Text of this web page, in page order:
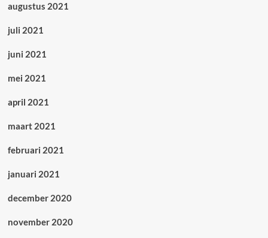
augustus 2021
juli 2021
juni 2021
mei 2021
april 2021
maart 2021
februari 2021
januari 2021
december 2020
november 2020